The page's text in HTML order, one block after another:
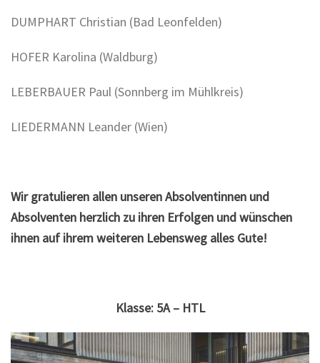
DUMPHART Christian (Bad Leonfelden)
HOFER Karolina (Waldburg)
LEBERBAUER Paul (Sonnberg im Mühlkreis)
LIEDERMANN Leander (Wien)
Wir gratulieren allen unseren Absolventinnen und
Absolventen herzlich zu ihren Erfolgen und wünschen
ihnen auf ihrem weiteren Lebensweg alles Gute!
Klasse: 5A – HTL